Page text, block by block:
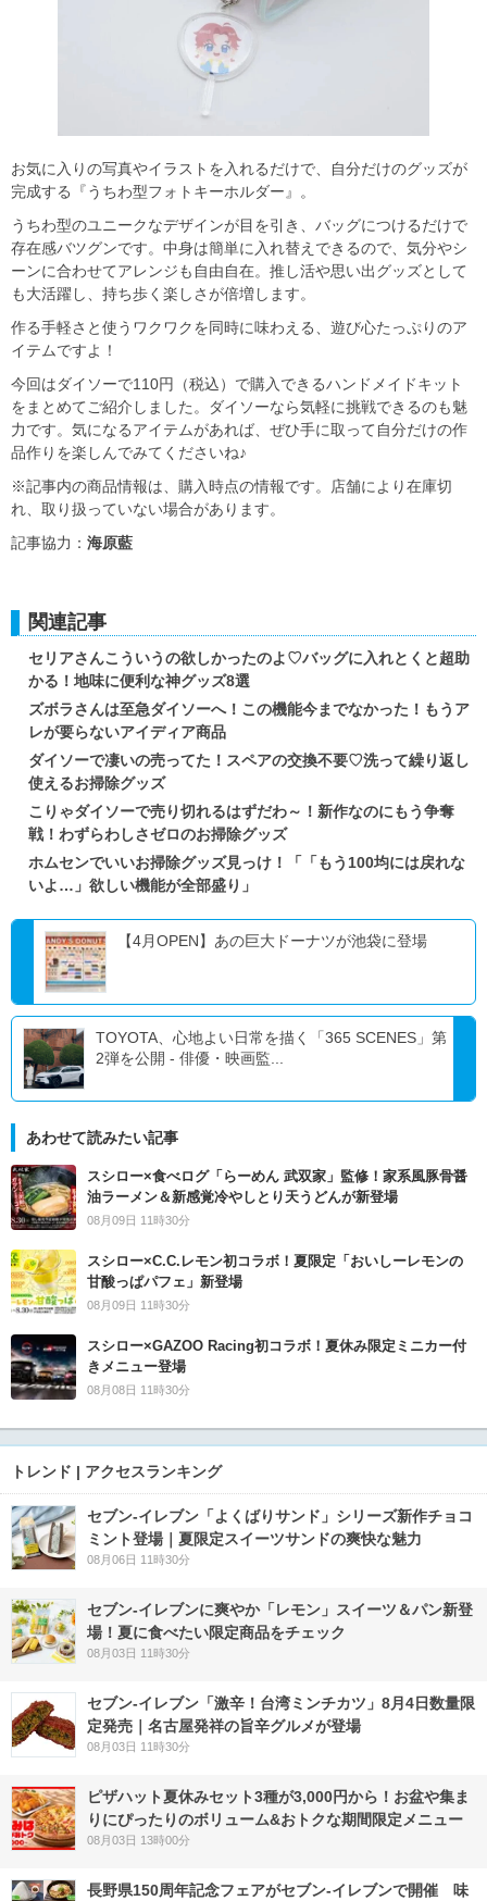
お気に入りの写真やイラストを入れるだけで、自分だけのグッズが
完成する『うちわ型フォトキーホルダー』。
うちわ型のユニークなデザインが目を引き、バッグにつけるだけで
存在感バツグンです。中身は簡単に入れ替えできるので、気分やシ
ーンに合わせてアレンジも自由自在。推し活や思い出グッズとして
も大活躍し、持ち歩く楽しさが倍増します。
作る手軽さと使うワクワクを同時に味わえる、遊び心たっぷりのア
イテムですよ！
今回はダイソーで110円（税込）で購入できるハンドメイドキット
をまとめてご紹介しました。ダイソーなら気軽に挑戦できるのも魅
力です。気になるアイテムがあれば、ぜひ手に取って自分だけの作
品作りを楽しんでみてくださいね♪
※記事内の商品情報は、購入時点の情報です。店舗により在庫切
れ、取り扱っていない場合があります。
記事協力： 海原藍
関連記事
セリアさんこういうの欲しかったのよ♡バッグに入れとくと超助
かる！地味に便利な神グッズ8選
ズボラさんは至急ダイソーへ！この機能今までなかった！もうア
レが要らないアイディア商品
ダイソーで凄いの売ってた！スペアの交換不要♡洗って繰り返し
使えるお掃除グッズ
こりゃダイソーで売り切れるはずだわ～！新作なのにもう争奪
戦！わずらわしさゼロのお掃除グッズ
ホムセンでいいお掃除グッズ見っけ！「「もう100均には戻れな
いよ…」欲しい機能が全部盛り」
【4月OPEN】あの巨大ドーナツが池袋に登場
TOYOTA、心地よい日常を描く「365 SCENES」第
2弾を公開 - 俳優・映画監...
あわせて読みたい記事
スシロー×食べログ「らーめん 武双家」監修！家系風豚骨醤
油ラーメン＆新感覚冷やしとり天うどんが新登場
08月09日 11時30分
スシロー×C.C.レモン初コラボ！夏限定「おいしーレモンの
甘酸っぱパフェ」新登場
08月09日 11時30分
スシロー×GAZOO Racing初コラボ！夏休み限定ミニカー付
きメニュー登場
08月08日 11時30分
トレンド | アクセスランキング
セブン‐イレブン「よくばりサンド」シリーズ新作チョコ
ミント登場｜夏限定スイーツサンドの爽快な魅力
08月06日 11時30分
セブン‐イレブンに爽やか「レモン」スイーツ＆パン新登
場！夏に食べたい限定商品をチェック
08月03日 11時30分
セブン-イレブン「激辛！台湾ミンチカツ」8月4日数量限
定発売｜名古屋発祥の旨辛グルメが登場
08月03日 11時30分
ピザハット夏休みセット3種が3,000円から！お盆や集ま
りにぴったりのボリューム&おトクな期間限定メニュー
08月03日 13時00分
長野県150周年記念フェアがセブン-イレブンで開催 味